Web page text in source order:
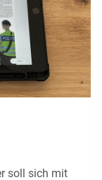
soll sich mit